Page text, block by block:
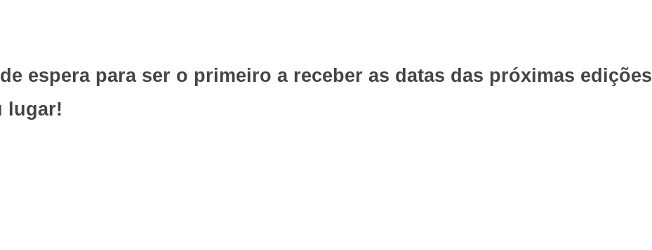
espera para ser o primeiro a receber as datas das próximas edições
lugar!